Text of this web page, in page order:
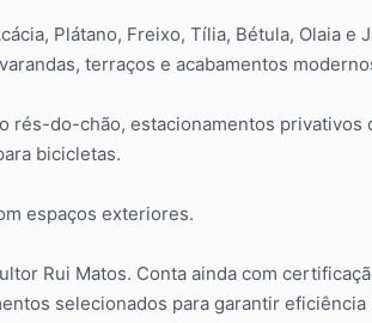
Plátano, Freixo, Tília, Bétula, Olaia e
terraços e acabamentos
rés-do-chão, estacionamentos privativos
bicicletas.
espaços exteriores.
Rui Matos. Conta ainda com
selecionados para garantir eficiência